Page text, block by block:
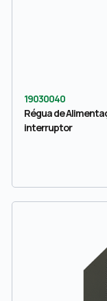
19030040
Régua de
interruptor